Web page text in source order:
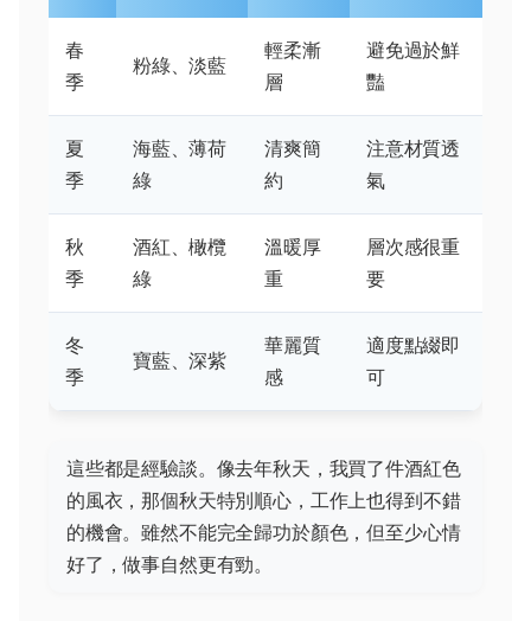
春
季
粉綠、淡藍
輕柔漸
層
避免過於鮮
豔
夏
季
海藍、薄荷
綠
清爽簡
約
注意材質透
氣
秋
季
酒紅、橄欖
綠
溫暖厚
重
層次感很重
要
冬
季
寶藍、深紫
華麗質
感
適度點綴即
可
這些都是經驗談。像去年秋天，我買了件酒紅色
的風衣，那個秋天特別順心，工作上也得到不錯
的機會。雖然不能完全歸功於顏色，但至少心情
好了，做事自然更有勁。